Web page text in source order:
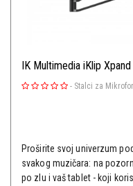
IK Multimedia iKlip Xpand
- Stalci za
Proširite svoj univerzum
svakog muzičara: na
po zlu i vaš tablet - koji